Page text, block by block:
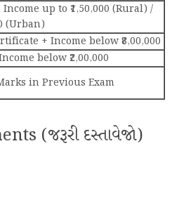
up to ₹1,50,000 (Rural) /
(Urban)
+ Income below ₹8,00,000
below ₹2,00,000
in Previous Exam
(જરૂરી દસ્તાવેજો)